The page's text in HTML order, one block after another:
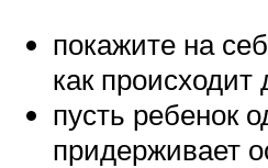
покажите на
как
пусть ребенок
придерживает